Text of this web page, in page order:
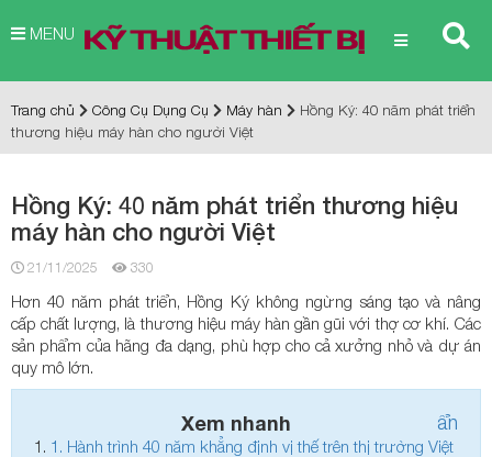
MENU
Trang chủ Công Cụ Dụng Cụ Máy hàn
Hồng Ký: 40 năm phát triển
thương hiệu máy hàn cho người Việt
Hồng Ký: 40 năm phát triển thương hiệu
máy hàn cho người Việt
21/11/2025 330
Hơn 40 năm phát triển, Hồng Ký không ngừng sáng tạo và nâng
cấp chất lượng, là thương hiệu máy hàn gần gũi với thợ cơ khí. Các
sản phẩm của hãng đa dạng, phù hợp cho cả xưởng nhỏ và dự án
quy mô lớn.
Xem nhanh ẩn
1. Hành trình 40 năm khẳng định vị thế trên thị trường Việt